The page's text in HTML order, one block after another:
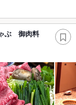
ぶ 御肉料